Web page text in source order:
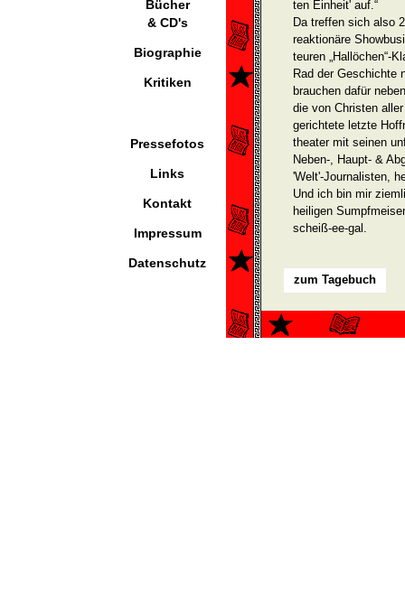
Bücher
& CD's
Biographie
Kritiken
Pressefotos
Links
Kontakt
Impressum
Datenschutz
ten Einheit' auf.“
Da treffen sich also
reaktionäre
teuren „Hallöchen“-
Rad der Geschichte
brauchen dafür
die von Christen
gerichtete letzte
theater mit seinen
Neben-, Haupt- &
'Welt'-Journalisten,
Und ich bin mir
heiligen
scheiß-ee-gal.
zum Tagebuch